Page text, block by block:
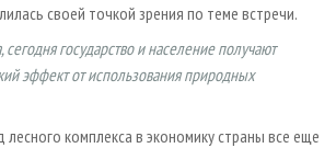
МАТЕРИАЛЫ
своей точкой зрения по теме встречи.
сегодня государство и население получают
эффект от использования природных
комплекса в экономику страны все еще